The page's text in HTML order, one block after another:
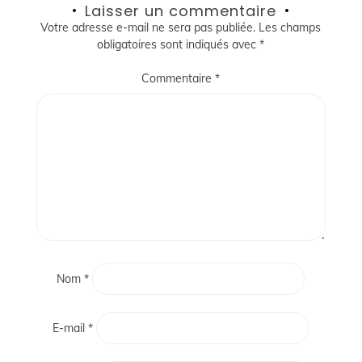
l’articleLaisser un commentaire
Votre adresse e-mail ne sera pas publiée. Les champs
obligatoires sont indiqués avec*
Commentaire*
Nom*
E-mail*